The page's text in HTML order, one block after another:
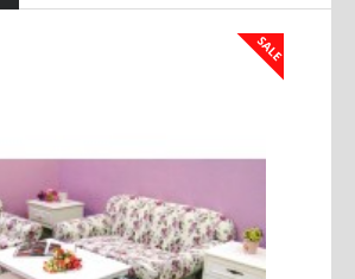
SALE